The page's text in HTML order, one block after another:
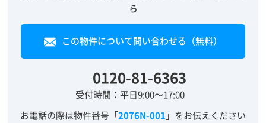
ら
この物件について問い合わせる（無料）
0120-81-6363
受付時間：平日9:00～17:00
お電話の際は物件番号「2076N-001 」をお伝えください